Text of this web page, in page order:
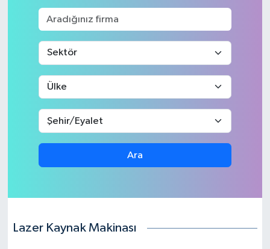
Ara
Lazer Kaynak Makinası
ÖZEL HABER
SAĞLIK
SPOR
TARİH
TASAVVUF